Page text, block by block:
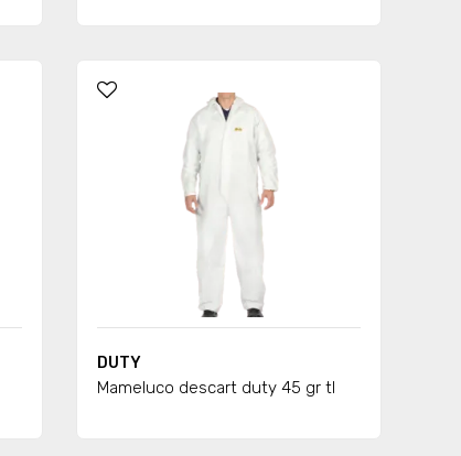
DUTY
Mameluco descart duty 45 gr tl